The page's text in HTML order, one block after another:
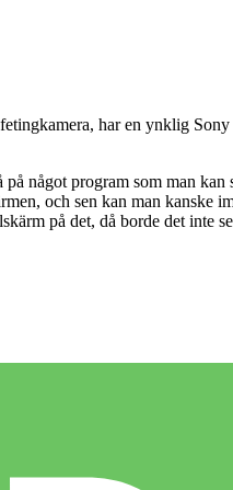
har en ynklig
på något program som man kan
och sen kan man kanske
på det, då borde det inte